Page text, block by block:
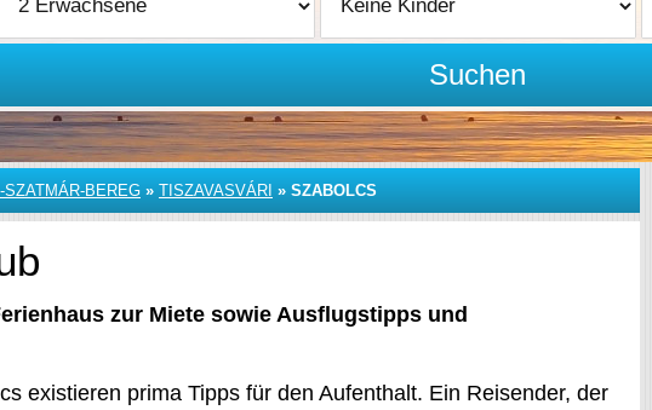
Suchen
BEREG » TISZAVASVÁRI » SZABOLCS
zur Miete sowie Ausflugstipps und
existieren prima Tipps für den Aufenthalt. Ein Reisender, der